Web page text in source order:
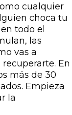
cualquier
choca tu
todo el
las
vas a
En
más de 30
Empieza
la